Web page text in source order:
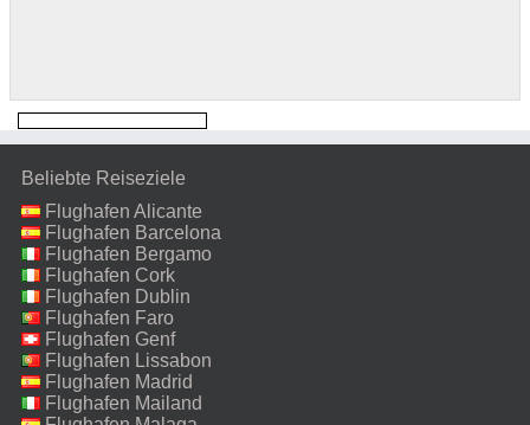
Beliebte Reiseziele
Flughafen Alicante
Flughafen Barcelona
Flughafen Bergamo
Flughafen Cork
Flughafen Dublin
Flughafen Faro
Flughafen Genf
Flughafen Lissabon
Flughafen Madrid
Flughafen Mailand